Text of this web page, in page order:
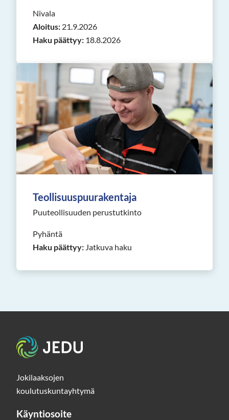
Nivala
Aloitus: 21.9.2026
Haku päättyy: 18.8.2026
Teollisuuspuurakentaja
Puuteollisuuden perustutkinto
Pyhäntä
Haku päättyy: Jatkuva haku
Etusivu
Jokilaaksojen
koulutuskuntayhtymä
Käyntiosoite